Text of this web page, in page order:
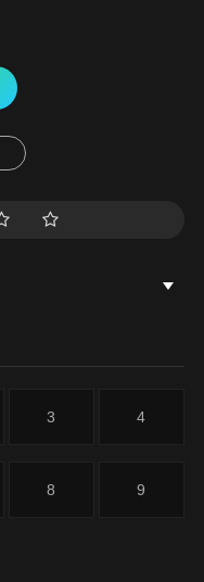
3 4
8 9